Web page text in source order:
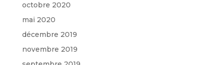
octobre 2020
mai 2020
décembre 2019
novembre 2019